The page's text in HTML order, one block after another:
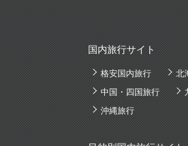
国内旅行サイト
格安国内旅行 北
中国・四国旅行
沖縄旅行